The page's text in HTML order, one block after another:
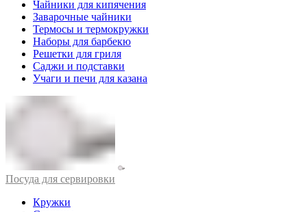
Чайники для кипячения
Заварочные чайники
Термосы и термокружки
Наборы для барбекю
Решетки для гриля
Саджи и подставки
Учаги и печи для казана
Посуда для сервировки
Кружки